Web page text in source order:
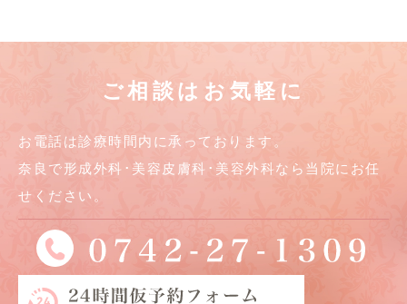
ご相談はお気軽に
お電話は診療時間内に承っております。
奈良で形成外科･美容皮膚科･美容外科なら当院にお任
せください。